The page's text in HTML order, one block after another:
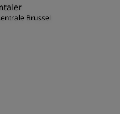
Brussel